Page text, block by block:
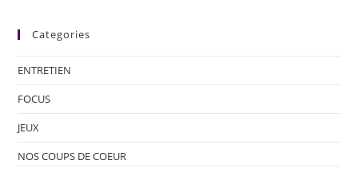
Categories
ENTRETIEN
FOCUS
JEUX
NOS COUPS DE COEUR